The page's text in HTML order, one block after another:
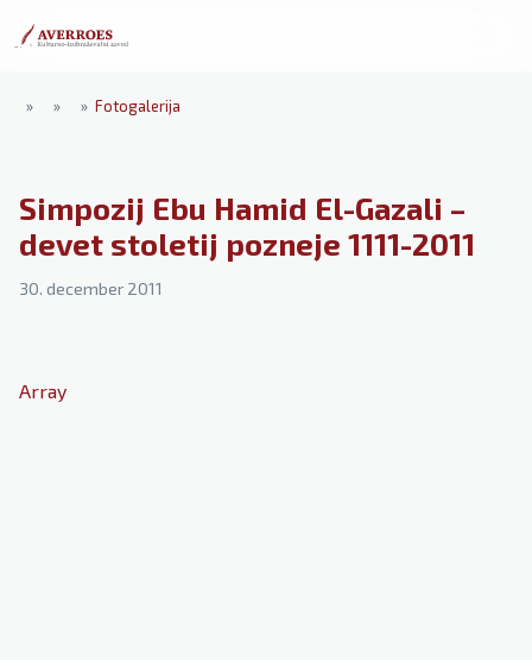
» » » Fotogalerija
Simpozij Ebu Hamid El-Gazali –
devet stoletij pozneje 1111-2011
30. december 2011
Array